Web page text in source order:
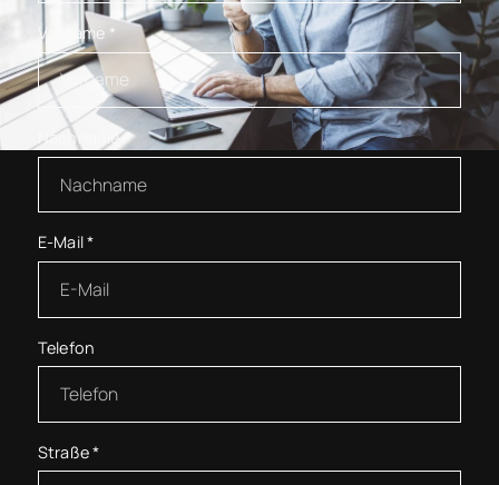
Vorname *
Nachname*
E-Mail*
Telefon
Straße*